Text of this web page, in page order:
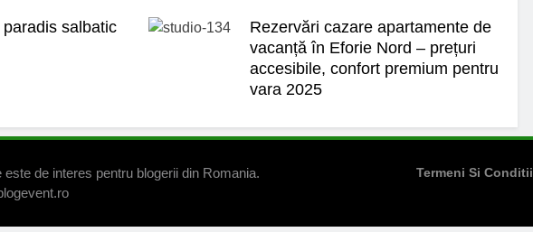
salbatic
Rezervări cazare apartamente de
vacanță în Eforie Nord – prețuri
accesibile, confort premium pentru
vara 2025
de interes pentru blogerii din Romania.
Termeni Si Conditii